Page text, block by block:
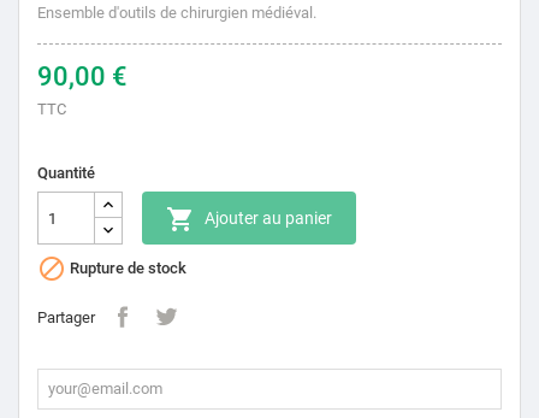
Ensemble d'outils de chirurgien médiéval.
90,00 €
TTC
Quantité
 Ajouter au panier
 Rupture de stock
Partager